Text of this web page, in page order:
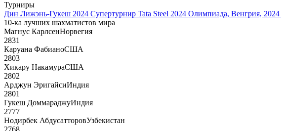
Турниры
Дин Лижэнь-Гукеш 2024 Супертурнир Tata Steel 2024 Олимпиада, Венгрия, 2024
10-ка лучших шахматистов мира
Магнус КарлсенНорвегия
2831
Каруана ФабианоСША
2803
Хикару НакамураСША
2802
Арджун ЭригайсиИндия
2801
Гукеш ДоммараджуИндия
2777
Нодирбек АбдусатторовУзбекистан
2768